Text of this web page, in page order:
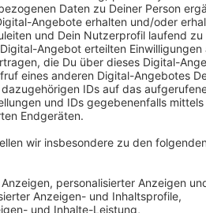
Außerdem gibt es Mitsing-
Kirchen sind gekennzeichnet, davor
Kirchennacht wird um 18 Uhr vor
zum Programm gibt es
Anzeige